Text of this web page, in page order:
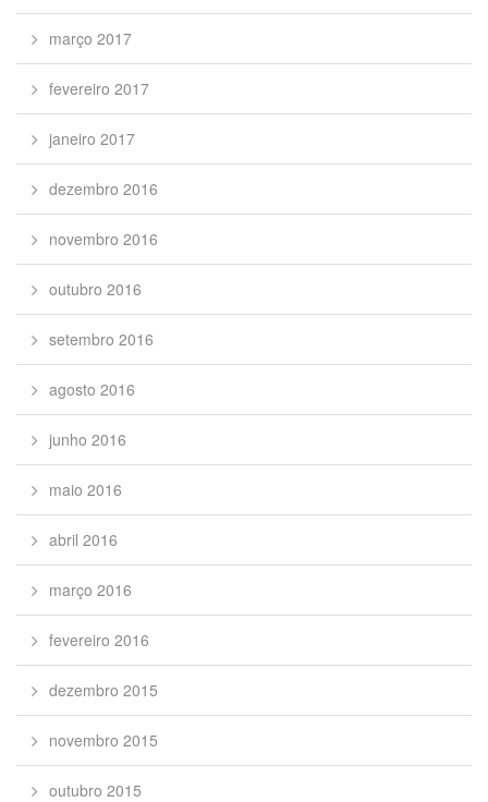
março 2017
fevereiro 2017
janeiro 2017
dezembro 2016
novembro 2016
outubro 2016
setembro 2016
agosto 2016
junho 2016
maio 2016
abril 2016
março 2016
fevereiro 2016
dezembro 2015
novembro 2015
outubro 2015